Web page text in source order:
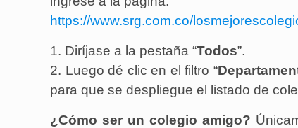
https://www.srg.com.co/
1. Diríjase a la pestaña “Todos”.
2. Luego dé clic en el filtro “
para que se despliegue el listado de
¿Cómo ser un colegio amigo?